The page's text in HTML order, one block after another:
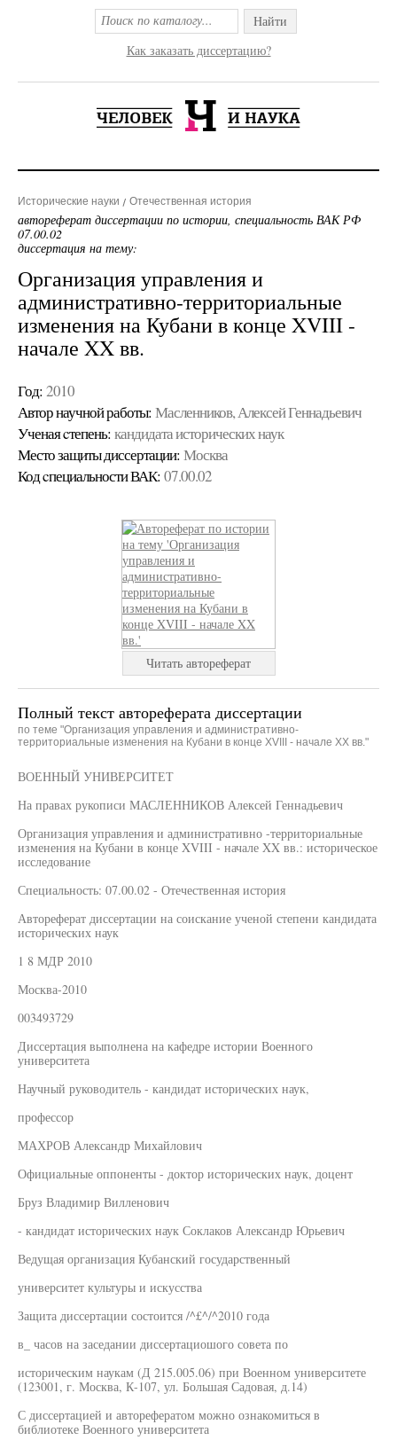
Найти
Как заказать диссертацию?
Исторические науки Отечественная история
автореферат диссертации по истории, специальность ВАК РФ
07.00.02
диссертация на тему:
Организация управления и
административно-территориальные
изменения на Кубани в конце XVIII -
начале XX вв.
Год: 2010
Автор научной работы: Масленников, Алексей Геннадьевич
Ученая cтепень: кандидата исторических наук
Место защиты диссертации: Москва
Код cпециальности ВАК: 07.00.02
Читать автореферат
Полный текст автореферата диссертации
по теме "Организация управления и административно-
территориальные изменения на Кубани в конце XVIII - начале XX вв."
ВОЕННЫЙ УНИВЕРСИТЕТ
На правах рукописи МАСЛЕННИКОВ Алексей Геннадьевич
Организация управления и административно -территориальные
изменения на Кубани в конце XVIII - начале XX вв.: историческое
исследование
Специальность: 07.00.02 - Отечественная история
Автореферат диссертации на соискание ученой степени кандидата
исторических наук
1 8 МДР 2010
Москва-2010
003493729
Диссертация выполнена на кафедре истории Военного
университета
Научный руководитель - кандидат исторических наук,
профессор
МАХРОВ Александр Михайлович
Официальные оппоненты - доктор исторических наук, доцент
Бруз Владимир Вилленович
- кандидат исторических наук Соклаков Александр Юрьевич
Ведущая организация Кубанский государственный
университет культуры и искусства
Защита диссертации состоится /^£^/^2010 года
в_ часов на заседании диссертациошого совета по
историческим наукам (Д 215.005.06) при Военном университете
(123001, г. Москва, К-107, ул. Большая Садовая, д.14)
С диссертацией и авторефератом можно ознакомиться в
библиотеке Военного университета